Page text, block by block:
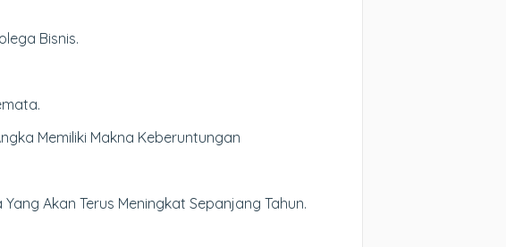
Bisnis.
Memiliki Makna Keberuntungan
Akan Terus Meningkat Sepanjang Tahun.